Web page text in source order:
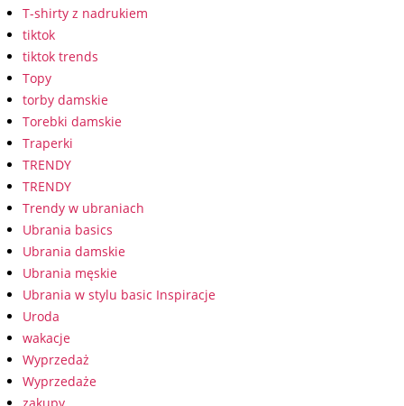
T-shirty z nadrukiem
tiktok
tiktok trends
Topy
torby damskie
Torebki damskie
Traperki
TRENDY
TRENDY
Trendy w ubraniach
Ubrania basics
Ubrania damskie
Ubrania męskie
Ubrania w stylu basic Inspiracje
Uroda
wakacje
Wyprzedaż
Wyprzedaże